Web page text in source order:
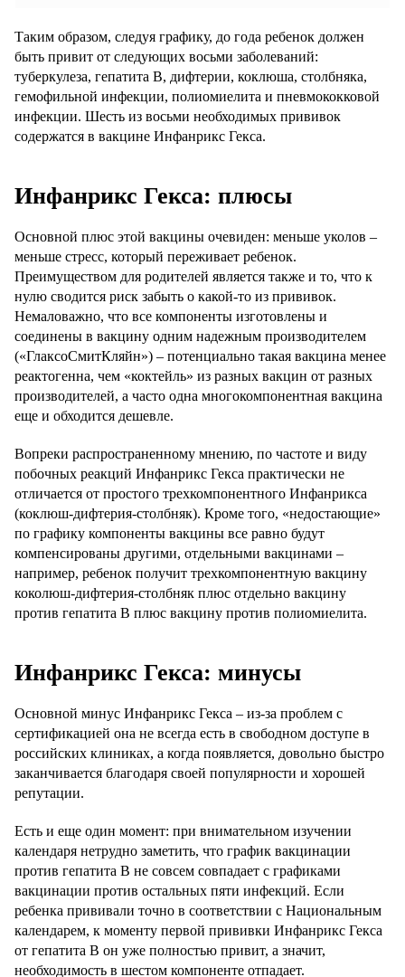
Таким образом, следуя графику, до года ребенок должен
быть привит от следующих восьми заболеваний:
туберкулеза, гепатита В, дифтерии, коклюша, столбняка,
гемофильной инфекции, полиомиелита и пневмококковой
инфекции. Шесть из восьми необходимых прививок
содержатся в вакцине Инфанрикс Гекса.
Инфанрикс Гекса: плюсы
Основной плюс этой вакцины очевиден: меньше уколов –
меньше стресс, который переживает ребенок.
Преимуществом для родителей является также и то, что к
нулю сводится риск забыть о какой-то из прививок.
Немаловажно, что все компоненты изготовлены и
соединены в вакцину одним надежным производителем
(«ГлаксоСмитКляйн») – потенциально такая вакцина менее
реактогенна, чем «коктейль» из разных вакцин от разных
производителей, а часто одна многокомпонентная вакцина
еще и обходится дешевле.
Вопреки распространенному мнению, по частоте и виду
побочных реакций Инфанрикс Гекса практически не
отличается от простого трехкомпонентного Инфанрикса
(коклюш-дифтерия-столбняк). Кроме того, «недостающие»
по графику компоненты вакцины все равно будут
компенсированы другими, отдельными вакцинами –
например, ребенок получит трехкомпонентную вакцину
коколюш-дифтерия-столбняк плюс отдельно вакцину
против гепатита В плюс вакцину против полиомиелита.
Инфанрикс Гекса: минусы
Основной минус Инфанрикс Гекса – из-за проблем с
сертификацией она не всегда есть в свободном доступе в
российских клиниках, а когда появляется, довольно быстро
заканчивается благодаря своей популярности и хорошей
репутации.
Есть и еще один момент: при внимательном изучении
календаря нетрудно заметить, что график вакцинации
против гепатита В не совсем совпадает с графиками
вакцинации против остальных пяти инфекций. Если
ребенка прививали точно в соответствии с Национальным
календарем, к моменту первой прививки Инфанрикс Гекса
от гепатита В он уже полностью привит, а значит,
необходимость в шестом компоненте отпадает.